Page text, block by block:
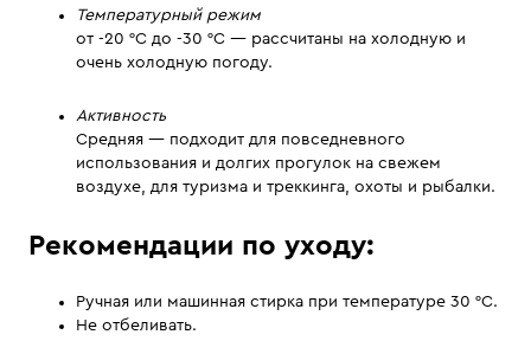
Температурный режим
от -20 °C до -30 °C — рассчитаны на холодную и
очень холодную погоду.
Активность
Средняя — подходит для повседневного
использования и долгих прогулок на свежем
воздухе, для туризма и треккинга, охоты и рыбалки.
Рекомендации по уходу:
Ручная или машинная стирка при температуре 30 °С.
Не отбеливать.